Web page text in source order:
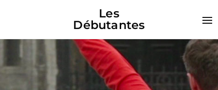
Les
Débutantes